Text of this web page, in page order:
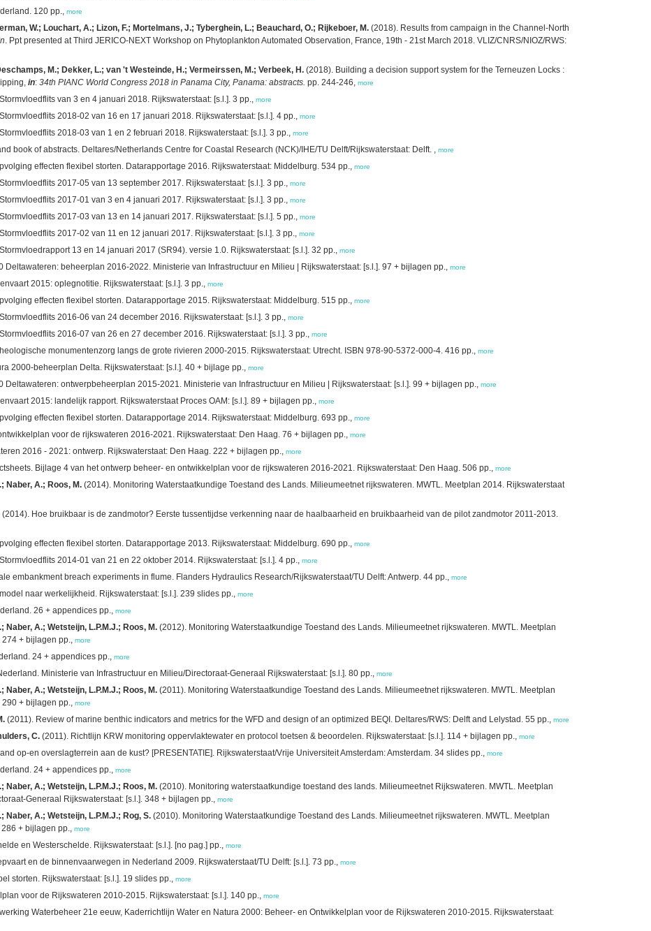
120 pp., more
W.; Louchart, A.; Lizon, F.; Mortelmans, J.; Tyberghein, L.; Beauchard, O.; Rijkeboer, M. (2018). Results from campaign in the Channel-North
. Ppt presented at Third JERICO-NEXT Workshop on Phytoplankton Automated Observation, France, 19th - 21st March 2018. VLIZ/CNRS/NIOZ/RWS:
M.; Dekker, L.; van 't Westeinde, H.; Vermeirssen, M.; Verbeek, H. (2018). Building a decision support system for the Terneuzen Locks :
in: 34th PIANC World Congress 2018 in Panama City, Panama: abstracts. pp. 244-246, more
van 3 en 4 januari 2018. Rijkswaterstaat: [s.l.]. 3 pp., more
2018-02 van 16 en 17 januari 2018. Rijkswaterstaat: [s.l.]. 4 pp., more
2018-03 van 1 en 2 februari 2018. Rijkswaterstaat: [s.l.]. 3 pp., more
book of abstracts. Deltares/Netherlands Centre for Coastal Research (NCK)/IHE/TU Delft/Rijkswaterstaat: Delft. , more
effecten flexibel storten. Datarapportage 2016. Rijkswaterstaat: Middelburg. 534 pp., more
2017-05 van 13 september 2017. Rijkswaterstaat: [s.l.]. 3 pp., more
2017-01 van 3 en 4 januari 2017. Rijkswaterstaat: [s.l.]. 3 pp., more
2017-03 van 13 en 14 januari 2017. Rijkswaterstaat: [s.l.]. 5 pp., more
2017-02 van 11 en 12 januari 2017. Rijkswaterstaat: [s.l.]. 3 pp., more
13 en 14 januari 2017 (SR94). versie 1.0. Rijkswaterstaat: [s.l.]. 32 pp., more
beheerplan 2016-2022. Ministerie van Infrastructuur en Milieu | Rijkswaterstaat: [s.l.]. 97 + bijlagen pp., more
2015: oplegnotitie. Rijkswaterstaat: [s.l.]. 3 pp., more
effecten flexibel storten. Datarapportage 2015. Rijkswaterstaat: Middelburg. 515 pp., more
2016-06 van 24 december 2016. Rijkswaterstaat: [s.l.]. 3 pp., more
2016-07 van 26 en 27 december 2016. Rijkswaterstaat: [s.l.]. 3 pp., more
monumentenzorg langs de grote rivieren 2000-2015. Rijkswaterstaat: Utrecht. ISBN 978-90-5372-000-4. 416 pp., more
2000-beheerplan Delta. Rijkswaterstaat: [s.l.]. 40 + bijlage pp., more
ontwerpbeheerplan 2015-2021. Ministerie van Infrastructuur en Milieu | Rijkswaterstaat: [s.l.]. 99 + bijlagen pp., more
2015: landelijk rapport. Rijkswaterstaat Proces OAM: [s.l.]. 89 + bijlagen pp., more
effecten flexibel storten. Datarapportage 2014. Rijkswaterstaat: Middelburg. 693 pp., more
voor de rijkswateren 2016-2021. Rijkswaterstaat: Den Haag. 76 + bijlagen pp., more
2016 - 2021: ontwerp. Rijkswaterstaat: Den Haag. 222 + bijlagen pp., more
Bijlage 4 van het ontwerp beheer- en ontwikkelplan voor de rijkswateren 2016-2021. Rijkswaterstaat: Den Haag. 506 pp., more
Naber, A.; Roos, M. (2014). Monitoring Waterstaatkundige Toestand des Lands. Milieumeetnet rijkswateren. MWTL. Meetplan 2014. Rijkswaterstaat
(2014). Hoe bruikbaar is de zandmotor? Eerste tussentijdse verkenning naar de haalbaarheid en bruikbaarheid van de pilot zandmotor 2011-2013.
effecten flexibel storten. Datarapportage 2013. Rijkswaterstaat: Middelburg. 690 pp., more
2014-01 van 21 en 22 oktober 2014. Rijkswaterstaat: [s.l.]. 4 pp., more
embankment breach experiments in flume. Flanders Hydraulics Research/Rijkswaterstaat/TU Delft: Antwerp. 44 pp., more
naar werkelijkheid. Rijkswaterstaat: [s.l.]. 239 slides pp., more
26 + appendices pp., more
Naber, A.; Wetsteijn, L.P.M.J.; Roos, M. (2012). Monitoring Waterstaatkundige Toestand des Lands. Milieumeetnet rijkswateren. MWTL. Meetplan
+ bijlagen pp., more
24 + appendices pp., more
Ministerie van Infrastructuur en Milieu/Directoraat-Generaal Rijkswaterstaat: [s.l.]. 80 pp., more
Naber, A.; Wetsteijn, L.P.M.J.; Roos, M. (2011). Monitoring Waterstaatkundige Toestand des Lands. Milieumeetnet rijkswateren. MWTL. Meetplan
+ bijlagen pp., more
(2011). Review of marine benthic indicators and metrics for the WFD and design of an optimized BEQI. Deltares/RWS: Delft and Lelystad. 55 pp., more
C. (2011). Richtlijn KRW monitoring oppervlaktewater en protocol toetsen & beoordelen. Rijkswaterstaat: [s.l.]. 114 + bijlagen pp., more
op-en overslagterrein aan de kust? [PRESENTATIE]. Rijkswaterstaat/Vrije Universiteit Amsterdam: Amsterdam. 34 slides pp., more
24 + appendices pp., more
Naber, A.; Wetsteijn, L.P.M.J.; Roos, M. (2010). Monitoring waterstaatkundige toestand des lands. Milieumeetnet Rijkswateren. MWTL. Meetplan
Generaal Rijkswaterstaat: [s.l.]. 348 + bijlagen pp., more
Naber, A.; Wetsteijn, L.P.M.J.; Rog, S. (2010). Monitoring Waterstaatkundige Toestand des Lands. Milieumeetnet rijkswateren. MWTL. Meetplan
+ bijlagen pp., more
en Westerschelde. Rijkswaterstaat: [s.l.]. [no pag.] pp., more
en de binnenvaarwegen in Nederland 2009. Rijkswaterstaat/TU Delft: [s.l.]. 73 pp., more
storten. Rijkswaterstaat: [s.l.]. 19 slides pp., more
voor de Rijkswateren 2010-2015. Rijkswaterstaat: [s.l.]. 140 pp., more
Waterbeheer 21e eeuw, Kaderrichtlijn Water en Natura 2000: Beheer- en Ontwikkelplan voor de Rijkswateren 2010-2015. Rijkswaterstaat: